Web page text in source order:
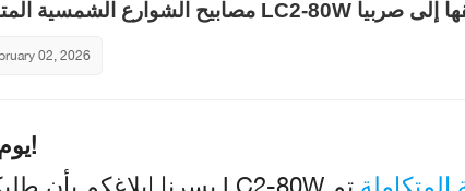
العربية
02, 2026
يوم جيد!